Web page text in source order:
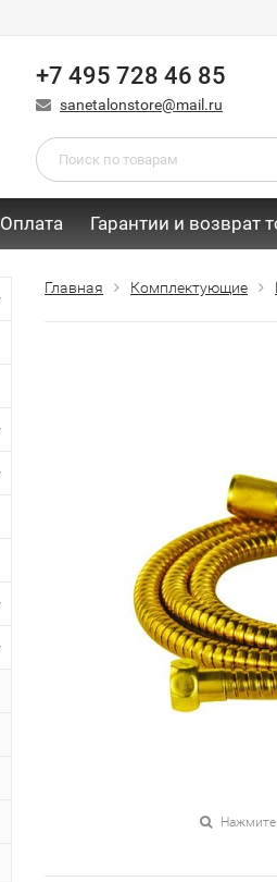
+7 495 728 46 85
sanetalonstore@mail.ru
Оплата Гарантии и возврат
Главная Комплектующие
Нажмите